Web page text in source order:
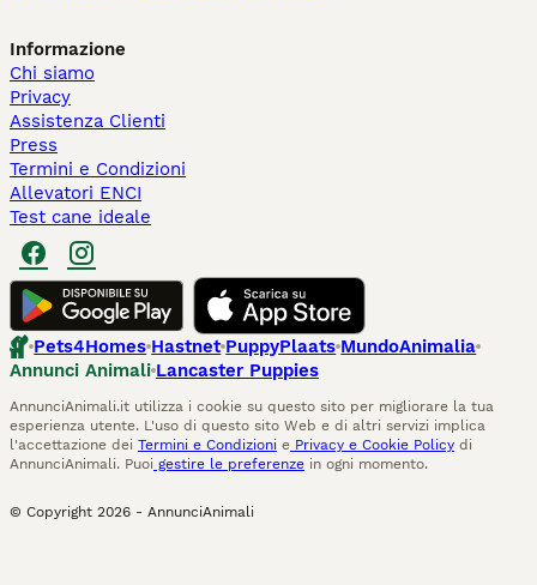
Informazione
Chi siamo
Privacy
Assistenza Clienti
Press
Termini e Condizioni
Allevatori ENCI
Test cane ideale
Pets4Homes Hastnet PuppyPlaats MundoAnimalia
Annunci Animali Lancaster Puppies
AnnunciAnimali.it utilizza i cookie su questo sito per migliorare la tua
esperienza utente. L'uso di questo sito Web e di altri servizi implica
l'accettazione dei Termini e Condizioni e Privacy e Cookie Policy di
AnnunciAnimali. Puoi gestire le preferenze in ogni momento.
© Copyright 2026 - AnnunciAnimali